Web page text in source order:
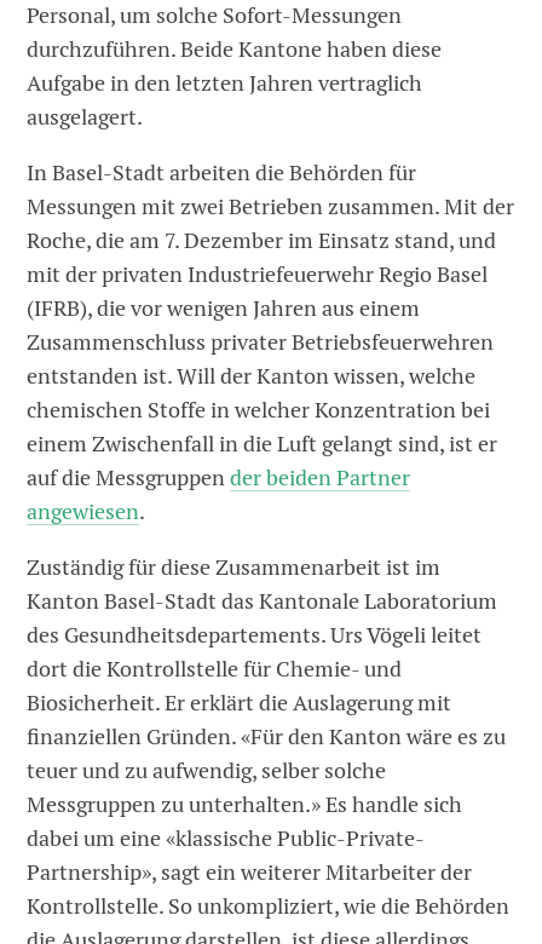
Personal, um solche Sofort-Messungen
durchzuführen. Beide Kantone haben diese
Aufgabe in den letzten Jahren vertraglich
ausgelagert.
In Basel-Stadt arbeiten die Behörden für
Messungen mit zwei Betrieben zusammen. Mit der
Roche, die am 7. Dezember im Einsatz stand, und
mit der privaten Industriefeuerwehr Regio Basel
(IFRB), die vor wenigen Jahren aus einem
Zusammenschluss privater Betriebsfeuerwehren
entstanden ist. Will der Kanton wissen, welche
chemischen Stoffe in welcher Konzentration bei
einem Zwischenfall in die Luft gelangt sind, ist er
auf die Messgruppender beiden Partner
angewiesen.
Zuständig für diese Zusammenarbeit ist im
Kanton Basel-Stadt das Kantonale Laboratorium
des Gesundheitsdepartements. Urs Vögeli leitet
dort die Kontrollstelle für Chemie- und
Biosicherheit. Er erklärt die Auslagerung mit
finanziellen Gründen. «Für den Kanton wäre es zu
teuer und zu aufwendig, selber solche
Messgruppen zu unterhalten.» Es handle sich
dabei um eine «klassische Public-Private-
Partnership», sagt ein weiterer Mitarbeiter der
Kontrollstelle. So unkompliziert, wie die Behörden